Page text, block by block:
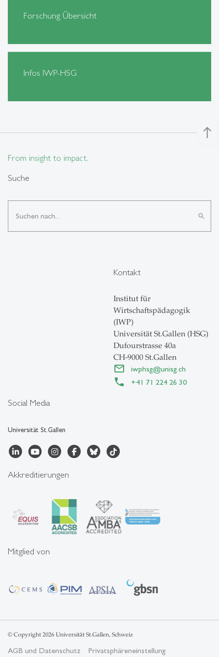
Forschung Übersicht
Infos IWP-HSG
north
From insight to impact.
Suche
search
Social Media
Universität St.Gallen
Kontakt
Institut für
Wirtschaftspädagogik
(IWP)
Universität St.Gallen (HSG)
Dufourstrasse 40a
CH-9000 St.Gallen
iwphsg@unisg.ch
+41 71 224 26 30
Akkreditierungen
Mitglied von
© Copyright 2026 Universität St.Gallen, Schweiz
AGB und Datenschutz Privatsphäreneinstellung